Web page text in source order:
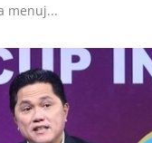
menuj...